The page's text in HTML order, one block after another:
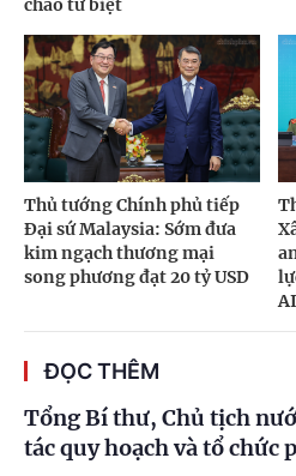
chào từ biệt
Thủ tướng Chính phủ tiếp
Đại sứ Malaysia: Sớm đưa
kim ngạch thương mại
song phương đạt 20 tỷ USD
ĐỌC THÊM
Tổng Bí thư, Chủ tịch
tác quy hoạch và tổ chức